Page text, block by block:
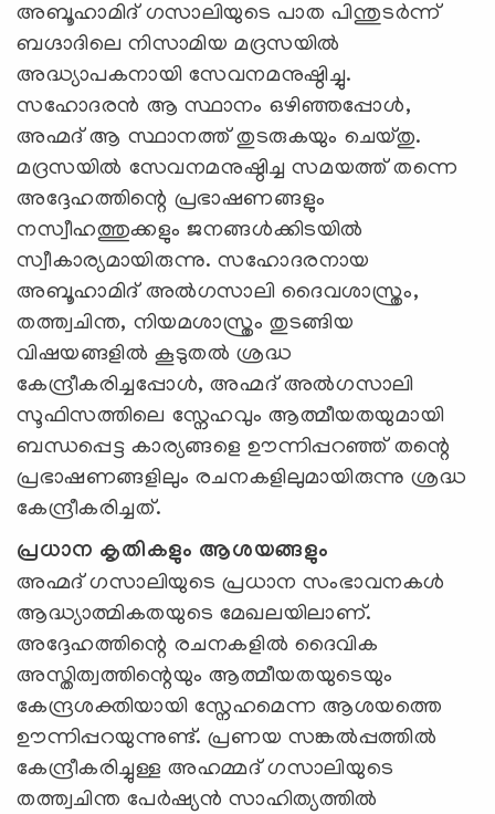
അബൂഹാമിദ് ഗസാലിയുടെ പാത പിന്തുടർന്ന്
ബഗ്ദാദിലെ നിസാമിയ മദ്രസയിൽ
അദ്ധ്യാപകനായി സേവനമനുഷ്ഠിച്ചു.
സഹോദരൻ ആ സ്ഥാനം ഒഴിഞ്ഞപ്പോൾ,
അഹ്മദ് ആ സ്ഥാനത്ത് തുടരുകയും ചെയ്തു.
മദ്രസയിൽ സേവനമനുഷ്ഠിച്ച സമയത്ത് തന്നെ
അദ്ദേഹത്തിന്റെ പ്രഭാഷണങ്ങളും
നസ്വീഹത്തുക്കളും ജനങ്ങൾക്കിടയിൽ
സ്വീകാര്യമായിരുന്നു. സഹോദരനായ
അബൂഹാമിദ് അൽഗസാലി ദൈവശാസ്ത്രം,
തത്ത്വചിന്ത, നിയമശാസ്ത്രം തുടങ്ങിയ
വിഷയങ്ങളിൽ കൂടുതൽ ശ്രദ്ധ
കേന്ദ്രീകരിച്ചപ്പോൾ, അഹ്മദ് അൽഗസാലി
സൂഫിസത്തിലെ സ്നേഹവും ആത്മീയതയുമായി
ബന്ധപ്പെട്ട കാര്യങ്ങളെ ഊന്നിപ്പറഞ്ഞ് തന്റെ
പ്രഭാഷണങ്ങളിലും രചനകളിലുമായിരുന്നു ശ്രദ്ധ
കേന്ദ്രീകരിച്ചത്.
പ്രധാന കൃതികളും ആശയങ്ങളും
അഹ്മദ് ഗസാലിയുടെ പ്രധാന സംഭാവനകൾ
ആദ്ധ്യാത്മികതയുടെ മേഖലയിലാണ്.
അദ്ദേഹത്തിന്റെ രചനകളിൽ ദൈവിക
അസ്തിത്വത്തിന്റെയും ആത്മീയതയുടെയും
കേന്ദ്രശക്തിയായി സ്നേഹമെന്ന ആശയത്തെ
ഊന്നിപ്പറയുന്നുണ്ട്. പ്രണയ സങ്കൽപ്പത്തിൽ
കേന്ദ്രീകരിച്ചുള്ള അഹമ്മദ് ഗസാലിയുടെ
തത്ത്വചിന്ത പേർഷ്യൻ സാഹിത്യത്തിൽ